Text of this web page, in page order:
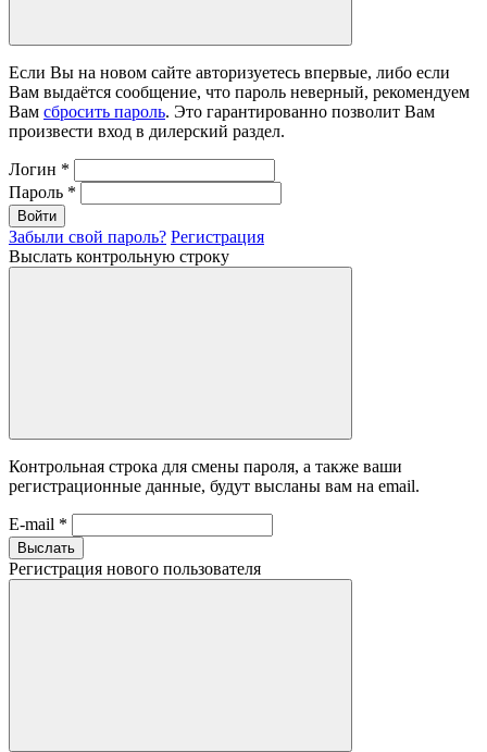
Если Вы на новом сайте авторизуетесь впервые, либо если
Вам выдаётся сообщение, что пароль неверный, рекомендуем
Вам сбросить пароль. Это гарантированно позволит Вам
произвести вход в дилерский раздел.
Логин *
Пароль *
Войти
Забыли свой пароль? Регистрация
Выслать контрольную строку
Контрольная строка для смены пароля, а также ваши
регистрационные данные, будут высланы вам на email.
E-mail *
Выслать
Регистрация нового пользователя